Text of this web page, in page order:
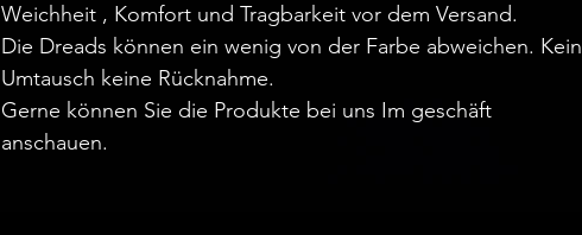
Weichheit , Komfort und Tragbarkeit vor dem Versand.
Die Dreads können ein wenig von der Farbe abweichen. Kein
Umtausch keine Rücknahme.
Gerne können Sie die Produkte bei uns Im geschäft
anschauen.